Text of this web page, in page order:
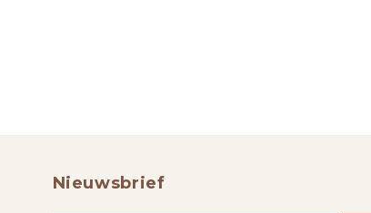
Nieuwsbrief